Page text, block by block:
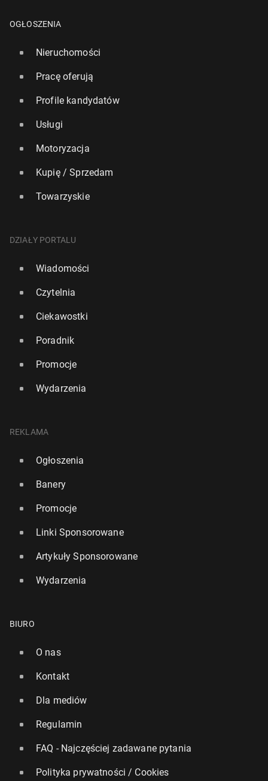
OGŁOSZENIA
Nieruchomości
Pracę oferują
Profile kandydatów
Usługi
Motoryzacja
Kupię / Sprzedam
Towarzyskie
DZIAŁY PORTALU
Wiadomości
Czytelnia
Ciekawostki
Poradnik
Promocje
Wydarzenia
REKLAMA
Ogłoszenia
Banery
Promocje
Linki Sponsorowane
Artykuły Sponsorowane
Wydarzenia
BIURO
O nas
Kontakt
Dla mediów
Regulamin
FAQ - Najczęściej zadawane pytania
Polityka prywatności / Cookies